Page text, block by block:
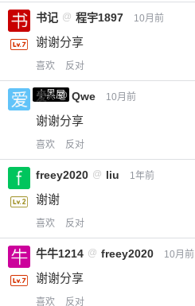
书记 @ 程宇1897 10月前
谢谢分享
喜欢 反对
小黑屋
爱X @ Qwe 10月前
谢谢分享
喜欢 反对
freey2020 @ liu 1年前
谢谢
喜欢 反对
牛牛1214 @ freey2020 10月前
谢谢分享
喜欢 反对